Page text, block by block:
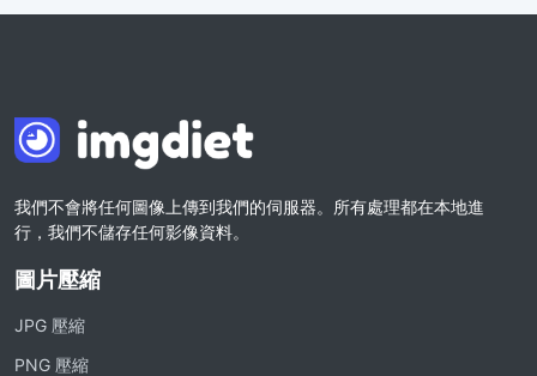
我們不會將任何圖像上傳到我們的伺服器。所有處理都在本地進
行，我們不儲存任何影像資料。
圖片壓縮
JPG 壓縮
PNG 壓縮